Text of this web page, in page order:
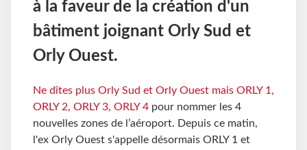
à la faveur de la création d'un
bâtiment joignant Orly Sud et
Orly Ouest.
Ne dîtes plus Orly Sud et Orly Ouest mais ORLY 1,
ORLY 2, ORLY 3, ORLY 4 pour nommer les 4
nouvelles zones de l’aéroport. Depuis ce matin,
l'ex Orly Ouest s'appelle désormais ORLY 1 et